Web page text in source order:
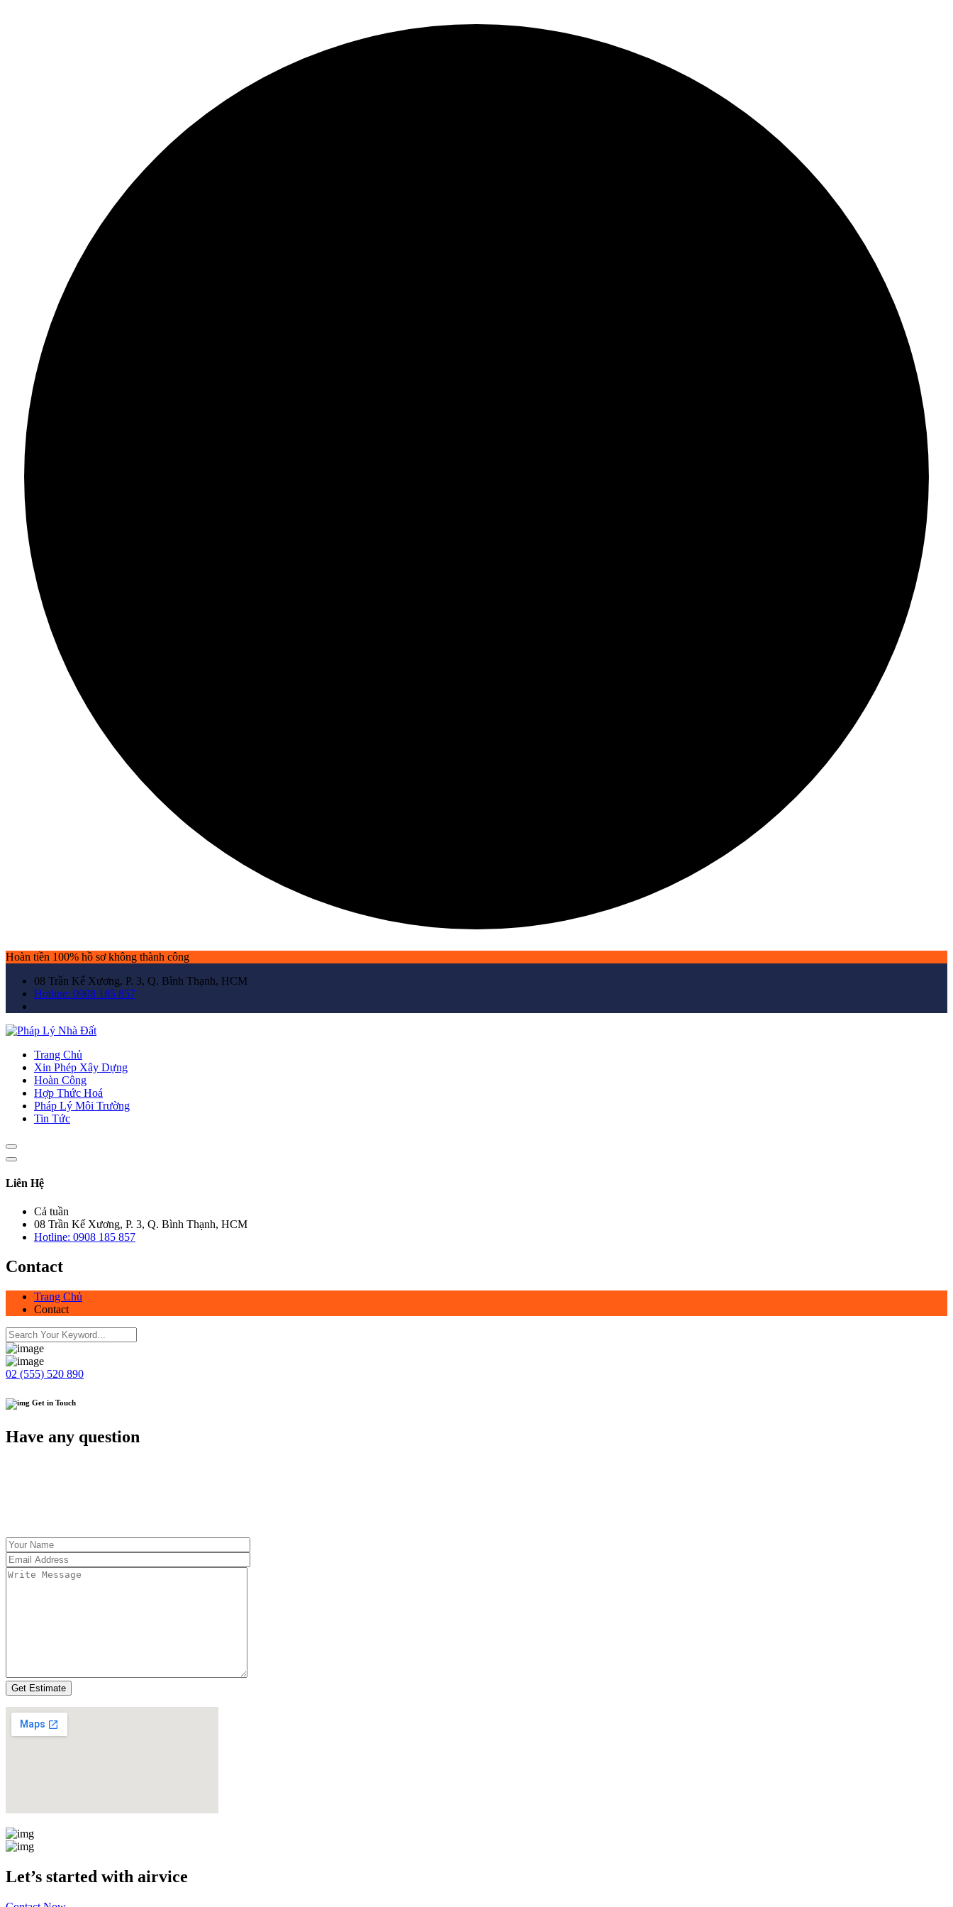
Hoàn tiền 100% hồ sơ không thành công
08 Trần Kế Xương, P. 3, Q. Bình Thạnh, HCM
Hotline: 0908 185 857
Trang Chủ
Xin Phép Xây Dựng
Hoàn Công
Hợp Thức Hoá
Pháp Lý Môi Trường
Tin Tức
Liên Hệ
Cả tuần
08 Trần Kế Xương, P. 3, Q. Bình Thạnh, HCM
Hotline: 0908 185 857
Contact
Trang Chủ
Contact
02 (555) 520 890
Get in Touch
Have any question
Let’s started with airvice